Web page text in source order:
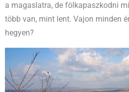
a magaslatra, de fölkapaszkodni
több van, mint lent. Vajon minden
hegyen?